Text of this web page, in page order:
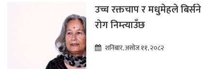
उच्च रक्तचाप र मधुमेहले बिर्सने
रोग निम्त्याउँछ
शनिबार, असोज ११, २०८२